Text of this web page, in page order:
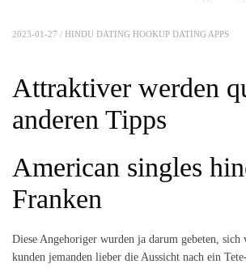
2023-01-27 / HINDU DATING HOOKUP DATING APPS
Attraktiver werden
anderen Tipps
American singles
Franken
Diese Angehoriger wurden ja darum gebeten, sich
kunden jemanden lieber die Aussicht nach ein